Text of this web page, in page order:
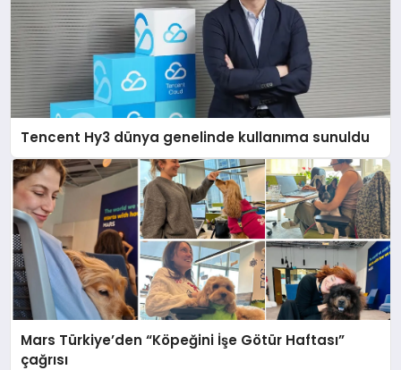
Tencent Hy3 dünya genelinde kullanıma sunuldu
Mars Türkiye’den “Köpeğini İşe Götür Haftası”
çağrısı